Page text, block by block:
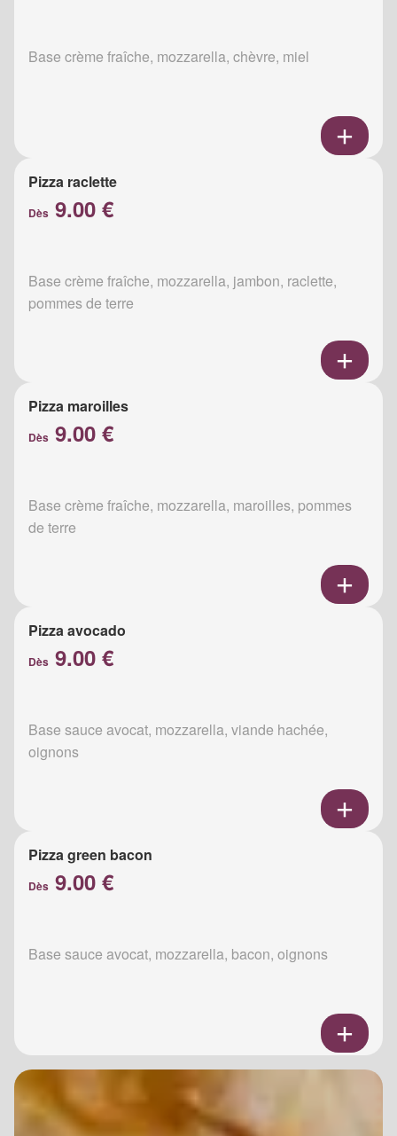
Base crème fraîche, mozzarella, chèvre, miel
Pizza raclette
Dès 9.00 €
Base crème fraîche, mozzarella, jambon, raclette,
pommes de terre
Pizza maroilles
Dès 9.00 €
Base crème fraîche, mozzarella, maroilles, pommes
de terre
Pizza avocado
Dès 9.00 €
Base sauce avocat, mozzarella, viande hachée,
oignons
Pizza green bacon
Dès 9.00 €
Base sauce avocat, mozzarella, bacon, oignons